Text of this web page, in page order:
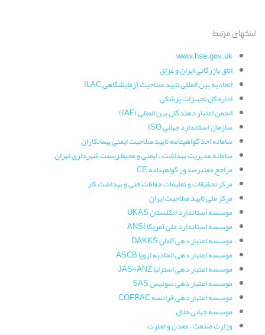
لینکهای مرتبط
www.hse.gov.uk
اتاق بازرگانی ایران و عراق
اتحادیه بین المللی تایید صلاحیت آزمایشگاهی ILAC
اداره کل تجهیزات پزشکی
انجمن اعتبار دهندگان بین المللی (IAF)
سازمان استاندارد جهانی ISO
سامانه اخذ گواهینامه تایید صلاحیت ایمنی پیمانکاران
سامانه مدیریت بهداشت ، ایمنی و محیط زیست شهرداری تهران
مراجع معتبرصدور گواهینامه CE
مرکز تحقیقات و تعلیمات حفاظت فنی و بهداشت کار
مرکز ملی تایید صلاحیت ایران
موسسه استاندارد انگلستان UKAS
موسسه استاندارد ملی آمریکا ANSI
موسسه اعتبار دهی آلمان DAKKS
موسسه اعتبار دهی اتحادیه اروپا ASCB
موسسه اعتبار دهی استرلیا JAS-ANZ
موسسه اعتبار دهی سوئیس SAS
موسسه اعتبار دهی فرانسه COFRAC
موسسه جهانی حلال
وزارت صنعت ، معدن و تجارت